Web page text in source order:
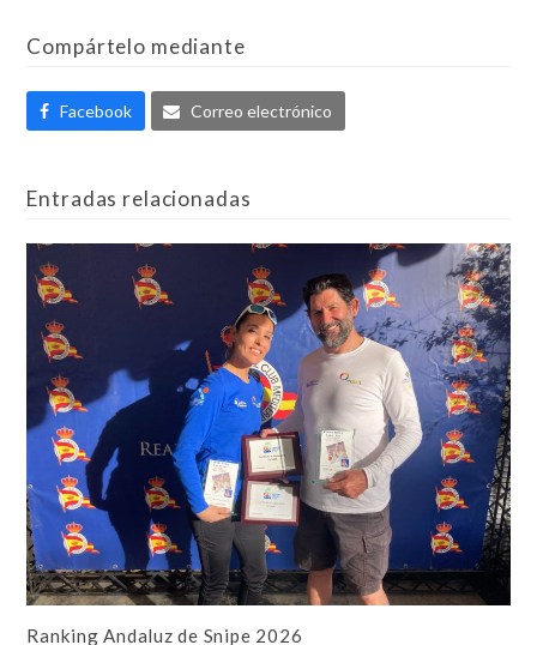
Compártelo mediante
Facebook Correo electrónico
Entradas relacionadas
Ranking Andaluz de Snipe 2026